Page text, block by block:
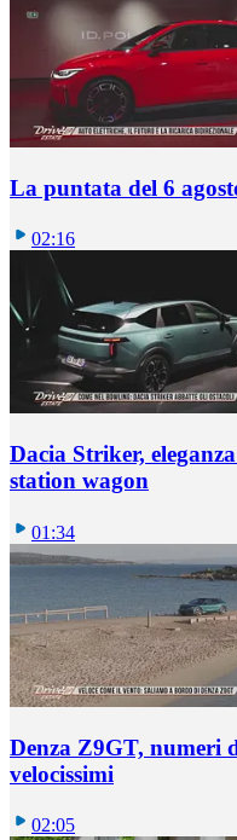
La puntata del 6
02:16
Dacia Striker,
station wagon
01:34
Denza Z9GT, numeri
velocissimi
02:05